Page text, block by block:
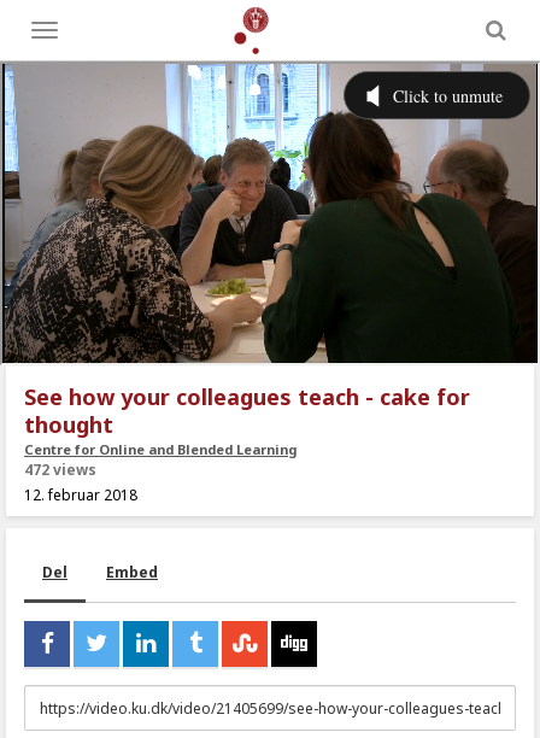
Toggle
menu
See how your colleagues teach - cake for
thought
Centre for Online and Blended Learning
472 views
12. februar 2018
Del Embed
URL
to